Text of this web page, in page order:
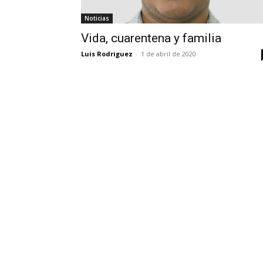
Noticias
Vida, cuarentena y familia
Luis Rodriguez - 1 de abril de 2020